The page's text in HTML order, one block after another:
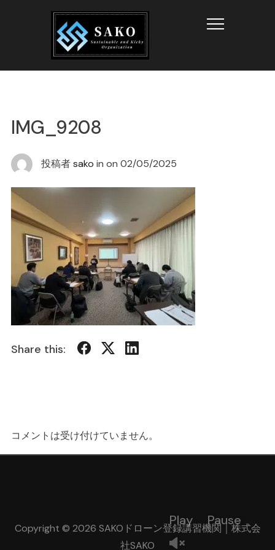
Info
Play Pause
IMG_9208
投稿者sako in on 02/05/2025
Share this:
コメントは受け付けていません。
Copyright © 2026 SAKOドローン登録講習機関｜株式会
社SAKO